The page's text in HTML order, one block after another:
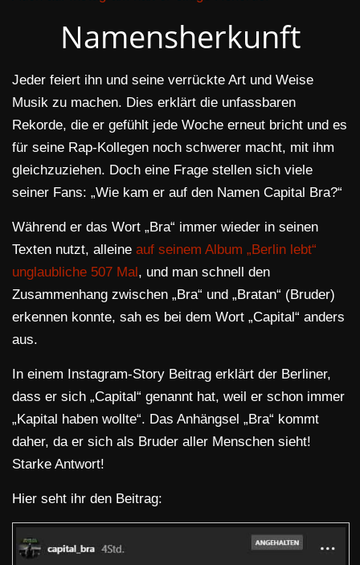
Namensherkunft
Jeder feiert ihn und seine verrückte Art und Weise
Musik zu machen. Dies erklärt die unfassbaren
Rekorde, die er gefühlt jede Woche erneut bricht und es
für seine Rap-Kollegen noch schwerer macht, mit ihm
gleichzuziehen. Doch eine Frage stellen sich viele
seiner Fans: „Wie kam er auf den Namen Capital Bra?“
Während er das Wort „Bra“ immer wieder in seinen
Texten nutzt, alleine auf seinem Album „Berlin lebt“
unglaubliche 507 Mal, und man schnell den
Zusammenhang zwischen „Bra“ und „Bratan“ (Bruder)
erkennen konnte, sah es bei dem Wort „Capital“ anders
aus.
In einem Instagram-Story Beitrag erklärt der Berliner,
dass er sich „Capital“ genannt hat, weil er schon immer
„Kapital haben wollte“. Das Anhängsel „Bra“ kommt
daher, da er sich als Bruder aller Menschen sieht!
Starke Antwort!
Hier seht ihr den Beitrag: